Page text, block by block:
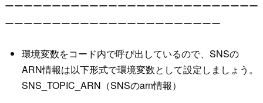
ーーーーーーーーーーーーーーーーーーーーーーーーーーー
ーーーーーーーーーーーーーーーーーーーーーーー
環境変数をコード内で呼び出しているので、SNSの
ARN情報は以下形式で環境変数として設定しましょう。
SNS_TOPIC_ARN（SNSのarn情報）